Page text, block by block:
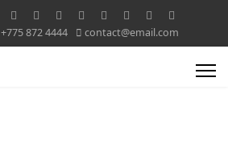
+775 872 4444 contact@email.com